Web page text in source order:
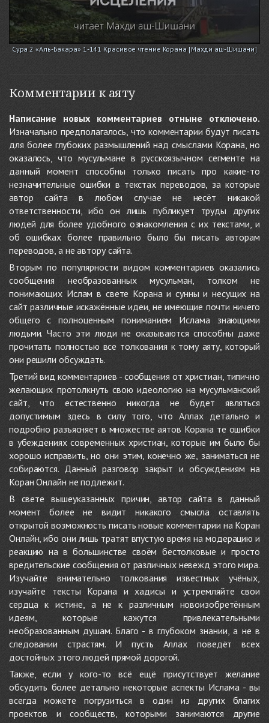
Сура 2 «Аль-Бакара» 1-141 Красивое чтение Корана [Махди аш-Шишани]
Комментарии к аяту
Написание новых комментариев отныне отключено.
Изначально предполагалось, что комментарии будут писать
для более глубоких размышлений над смыслами Корана, но
оказалось, что мусульмане в русскоязычном сегменте на
данный момент способны только писать про какие-то
незначительные ошибки в текстах переводов, за которые
автор сайта в любом случае не несёт никакой
ответственности, ибо он лишь публикует труды других
людей для более удобного ознакомления с их текстами, и
об ошибках более правильно было бы писать авторам
переводов, а не автору сайта.
Вторым по популярности видом комментариев оказались
сообщения необразованных мусульман, толком не
понимающих Ислам в свете Корана и сунны и несущих на
сайт различные искажённые идеи, не имеющие почти ничего
общего с полноценным пониманием Ислама знающими
людьми. Часто эти люди не оказываются способны даже
прочитать полностью все толкования к тому аяту, который
они решили обсуждать.
Третий вид комментариев - сообщения от христиан, типично
желающих протолкнуть свою идеологию на мусульманский
сайт, что естественно никогда не будет являться
допустимым здесь в силу того, что Аллах детально и
подробно разъясняет в множестве аятов Корана те ошибки
в убеждениях современных христиан, которые им было бы
хорошо исправить, но они этим, конечно же, заниматься не
собираются. Данный разговор закрыт и обсуждениям на
Коран Онлайн не подлежит.
В свете вышеуказанных причин, автор сайта в данный
момент более не видит никакого смысла оставлять
открытой возможность писать новые комментарии на Коран
Онлайн, ибо они лишь тратят впустую время на модерацию и
реакцию на в большинстве своём бестолковые и просто
вредительские сообщения от различных невежд этого мира.
Изучайте внимательно толкования известных учёных,
изучайте тексты Корана и хадисы и устремляйте свои
сердца к истине, а не к различным новоизобретённым
идеям, которые кажутся привлекательными
необразованным душам. Благо - в глубоком знании, а не в
следовании страстям. И пусть Аллах поведёт всех
достойных этого людей прямой дорогой.
Также, если у кого-то всё ещё присутствует желание
обсудить более детально некоторые аспекты Ислама - вы
всегда можете погрузиться в один из других благих
проектов и сообществ, которыми занимаются другие